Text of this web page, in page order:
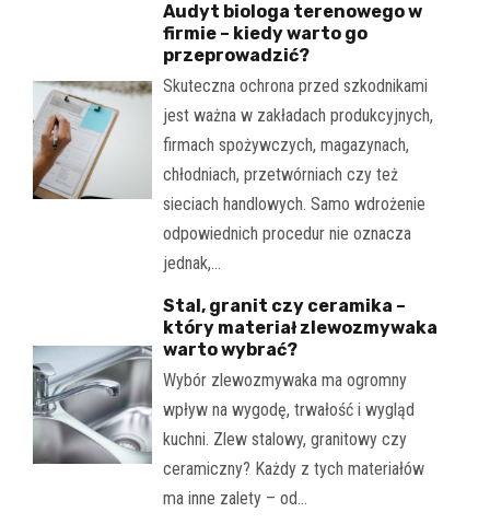
Audyt biologa terenowego w
firmie – kiedy warto go
przeprowadzić?
Skuteczna ochrona przed szkodnikami
jest ważna w zakładach produkcyjnych,
firmach spożywczych, magazynach,
chłodniach, przetwórniach czy też
sieciach handlowych. Samo wdrożenie
odpowiednich procedur nie oznacza
jednak,…
Stal, granit czy ceramika –
który materiał zlewozmywaka
warto wybrać?
Wybór zlewozmywaka ma ogromny
wpływ na wygodę, trwałość i wygląd
kuchni. Zlew stalowy, granitowy czy
ceramiczny? Każdy z tych materiałów
ma inne zalety – od…